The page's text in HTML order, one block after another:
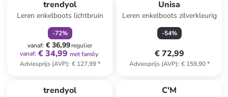
trendyol
Leren enkelboots lichtbruin
-72%
vanaf: € 36,99regulier
vanaf: € 34,99 met family
Adviesprijs (AVP): € 127,99*
Unisa
Leren enkelboots zilverkleurig
-54%
€ 72,99
Adviesprijs (AVP): € 159,90*
trendyol C'M